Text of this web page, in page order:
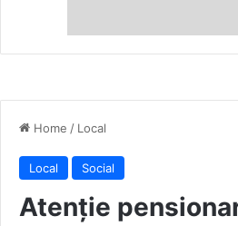
Home / Local
Local Social
Atenție